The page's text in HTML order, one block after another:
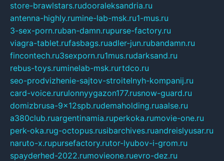
store-brawlstars.rudooraleksandria.ru
antenna-highly.rumine-lab-msk.ru1-mus.ru
3-sex-porn.ruban-damn.rupurse-factory.ru
viagra-tablet.rufasbags.ruadler-jun.rubandamn.ru
fincontech.ru3sexporn.ru1mus.rudarksand.ru
rebus-toys.ruminelab-msk.rurtdco.ru
seo-prodvizhenie-sajtov-stroitelnyh-kompanij.ru
card-voice.rurulonnyygazon177.rusnow-guard.ru
domizbrusa-9x12spb.rudemaholding.ruaalse.ru
a380club.ruargentinamia.ruperkoka.rumovie-one.ru
perk-oka.rug-octopus.rusibarchives.ruandreislyusar.ru
naruto-x.rupursefactory.rutor-lyubov-i-grom.ru
spayderhed-2022.rumovieone.ruevro-dez.ru